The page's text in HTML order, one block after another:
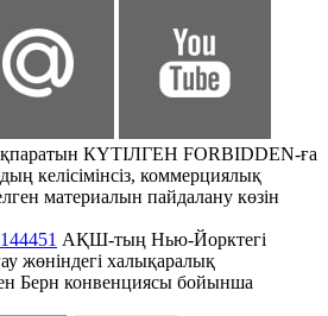
КҮТІЛГЕН FORBIDDEN-ға
келісімінсіз, коммерциялық
материалын пайдалану көзін
АҚШ-тың Нью-Йорктегі
жөніндегі халықаралық
Берн конвенциясы бойынша